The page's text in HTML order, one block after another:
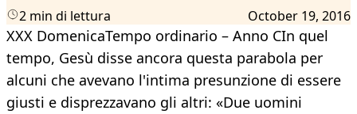
2 min di lettura October 19, 2016
XXX DomenicaTempo ordinario – Anno CIn quel
tempo, Gesù disse ancora questa parabola per
alcuni che avevano l'intima presunzione di essere
giusti e disprezzavano gli altri: «Due uomini